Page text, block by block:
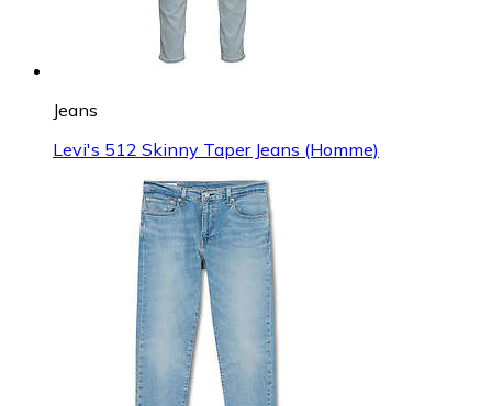
Jeans
Levi's 512 Skinny Taper Jeans (Homme)